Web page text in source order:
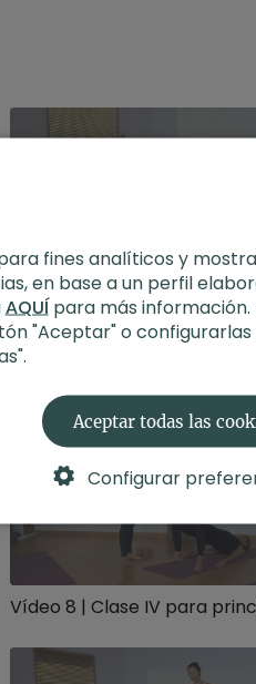
fines analíticos y
en base a un perfil
AQUÍpara más información.
"Aceptar" o
Aceptar todas las
Configurar